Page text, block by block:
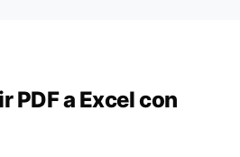
PDF a Excel con